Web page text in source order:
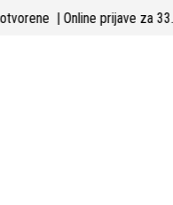
otvorene | Online prijave za